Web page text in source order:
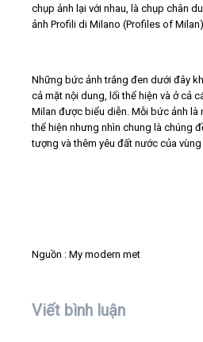
Kiến thức
chụp ảnh lại với nhau, là chụp chân
ảnh Profili di Milano (Profiles of
Những bức ảnh trắng đen dưới đây
cả mặt nội dung, lối thể hiện và ở cả
Milan được biểu diễn. Mỗi bức ảnh
thể hiện nhưng nhìn chung là chúng
tượng và thêm yêu đất nước của
Nguồn : My modern met
Viết bình luận